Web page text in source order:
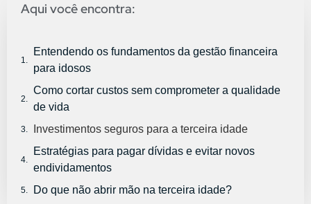
Aqui você encontra:
Entendendo os fundamentos da gestão financeira
para idosos
Como cortar custos sem comprometer a qualidade
de vida
Investimentos seguros para a terceira idade
Estratégias para pagar dívidas e evitar novos
endividamentos
Do que não abrir mão na terceira idade?